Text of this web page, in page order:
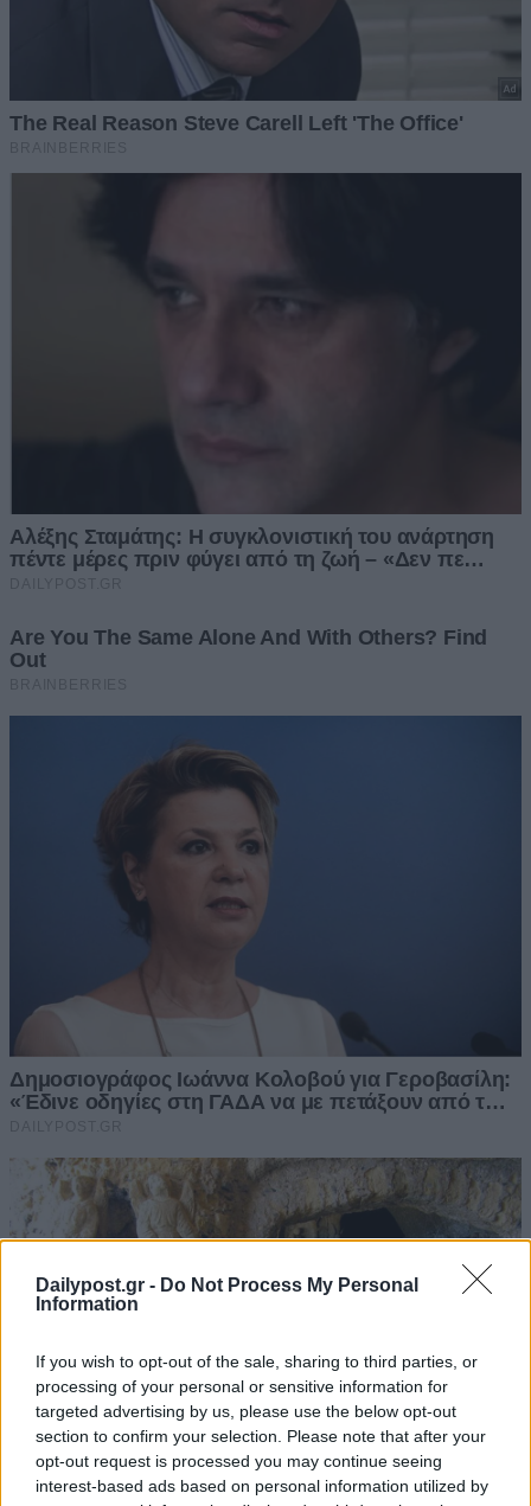
Dailypost.gr - Do Not Process My Personal
Information
If you wish to opt-out of the sale, sharing to third parties, or
processing of your personal or sensitive information for
targeted advertising by us, please use the below opt-out
section to confirm your selection. Please note that after your
opt-out request is processed you may continue seeing
interest-based ads based on personal information utilized by